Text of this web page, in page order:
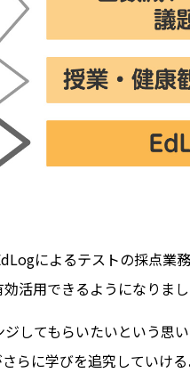
によるテストの採点
活用できるようになりまし
してもらいたいという
らに学びを追究していけ